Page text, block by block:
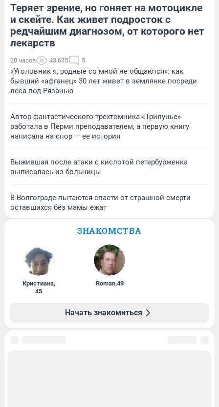
Теряет зрение, но гоняет на мотоцикле
и скейте. Как живет подросток с
редчайшим диагнозом, от которого нет
лекарств
20 часов 43 635 5
«Уголовник я, родные со мной не общаются»: как
бывший «афганец» 30 лет живет в землянке посреди
леса под Рязанью
Автор фантастического трехтомника «Трилунье»
работала в Перми преподавателем, а первую книгу
написала на спор — ее история
Выжившая после атаки с кислотой петербурженка
выписалась из больницы
В Волгограде пытаются спасти от страшной смерти
оставшихся без мамы ежат
ЗНАКОМСТВА
Кристиана,
45
Roman,49
Начать знакомиться